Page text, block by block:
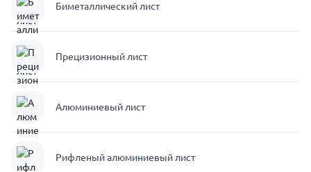
Биметаллический лист
Прецизионный лист
Алюминиевый лист
Рифленый алюминиевый лист